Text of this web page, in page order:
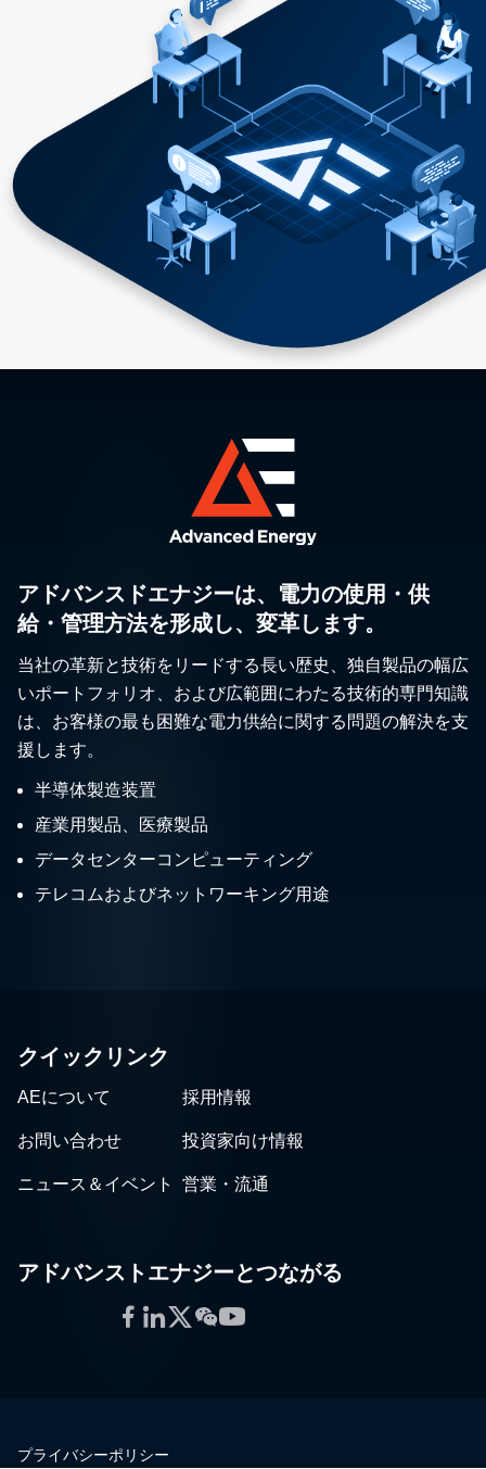
アドバンスドエナジーは、電力の使用・供
給・管理方法を形成し、変革します。
当社の革新と技術をリードする長い歴史、独自製品の幅広
いポートフォリオ、および広範囲にわたる技術的専門知識
は、お客様の最も困難な電力供給に関する問題の解決を支
援します。
半導体製造装置
産業用製品、医療製品
データセンターコンピューティング
テレコムおよびネットワーキング用途
クイックリンク
AEについて 採用情報
お問い合わせ 投資家向け情報
ニュース＆イベント 営業・流通
アドバンストエナジーとつながる
Facebook
LinkedIn
Twitter
WeChat
YouTube
プライバシーポリシー